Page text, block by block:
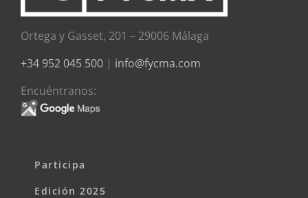
Ortega y Gasset, 201 – 29006 Málaga
+34 952 045 500 | info@fycma.com
Encuéntranos:
Participa
Edición 2025